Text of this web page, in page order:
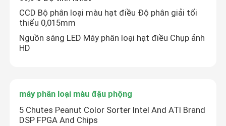
CCD Bộ phân loại màu hạt điều Độ phân giải tối
thiểu 0,015mm
Nguồn sáng LED Máy phân loại hạt điều Chụp ảnh
HD
máy phân loại màu đậu phộng
5 Chutes Peanut Color Sorter Intel And ATI Brand
DSP FPGA And Chips